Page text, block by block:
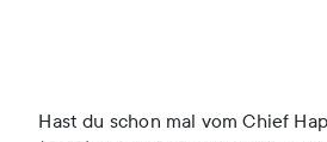
Hast du schon mal vom Chief